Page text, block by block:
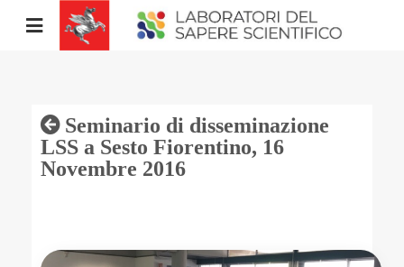
contenuto
Area Riservata
Visualizza/chiudi
menu
Seminario di disseminazione
LSS a Sesto Fiorentino, 16
Novembre 2016